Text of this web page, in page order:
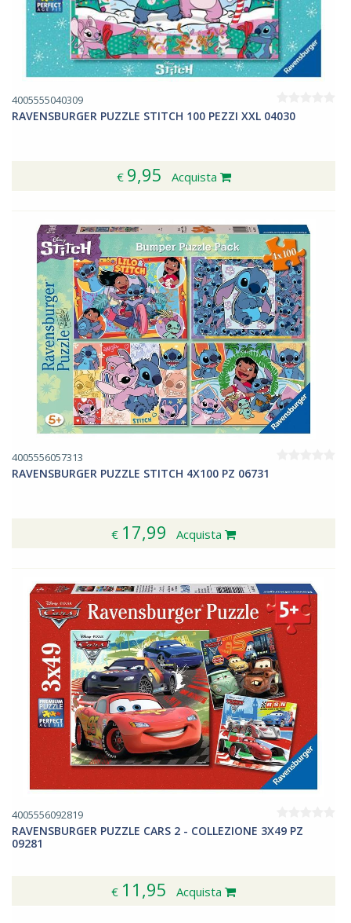
4005555040309
RAVENSBURGER PUZZLE STITCH 100 PEZZI XXL 04030
€ 9,95 Acquista
4005556057313
RAVENSBURGER PUZZLE STITCH 4X100 PZ 06731
€ 17,99 Acquista
4005556092819
RAVENSBURGER PUZZLE CARS 2 - COLLEZIONE 3X49 PZ
09281
€ 11,95 Acquista